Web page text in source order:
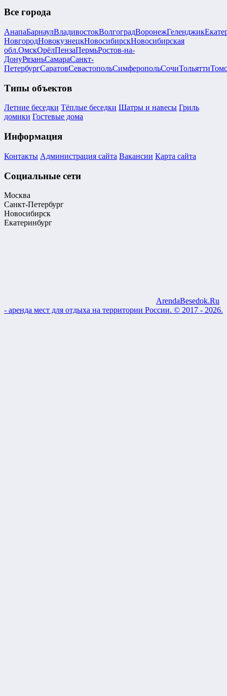
Все города
АнапаБарнаулВладивостокВолгоградВоронежГеленджик
НовгородНовокузнецкНовосибирскНовосибирская
обл.ОмскОрёлПензаПермьРостов-на-
ДонуРязаньСамараСанкт-
ПетербургСаратовСевастопольСимферопольСочиТольятти
Типы объектов
Летние беседки Тёплые беседки Шатры и навесы Гриль
домики Гостевые дома
Информация
Контакты Администрация сайта Вакансии Карта сайта
Социальные сети
Москва
Санкт-Петербург
Новосибирск
Екатеринбург
ArendaBesedok.Ru
- аренда мест для отдыха на территории России. © 2017 - 2026.